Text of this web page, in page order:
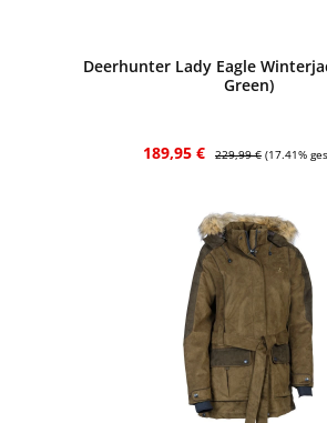
Deerhunter Lady Eagle
Green)
Verkaufspreis:
189,95 € 229,99 € (17.41%